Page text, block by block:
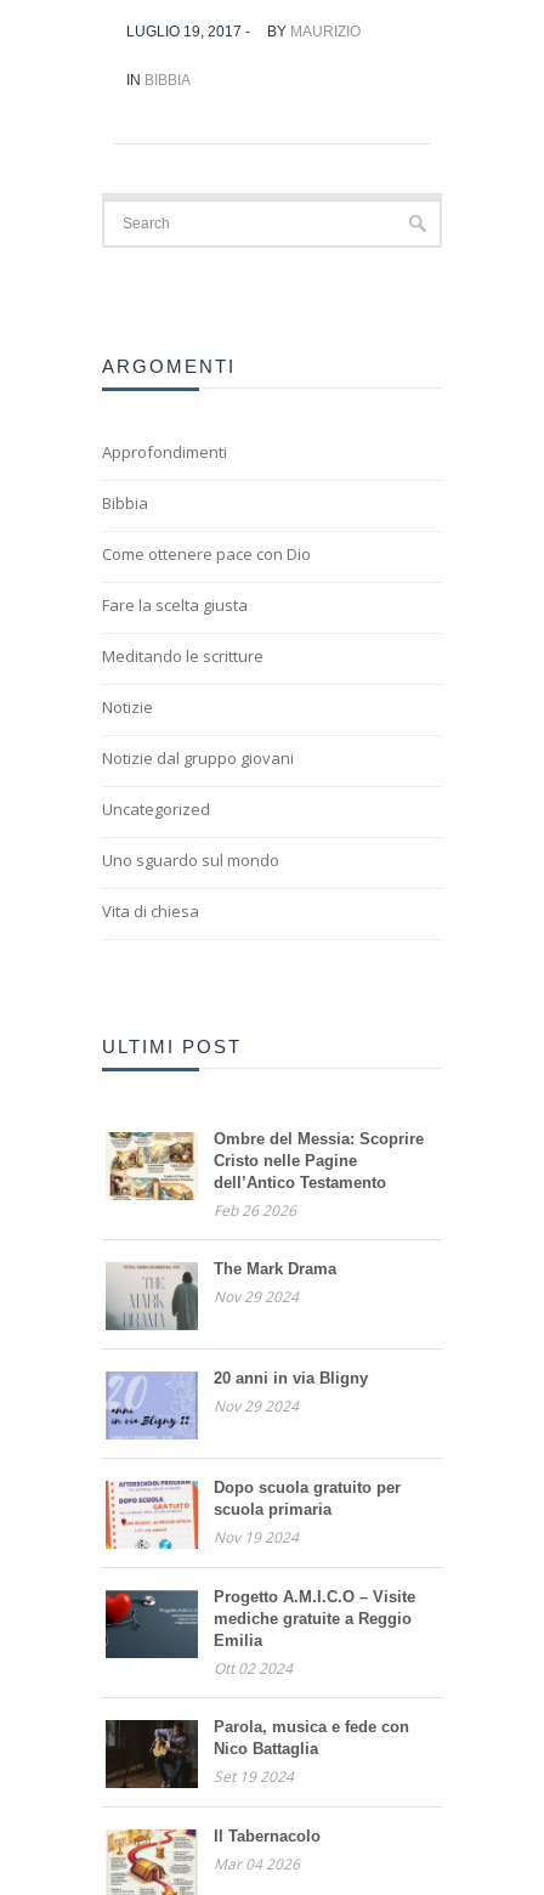
LUGLIO 19, 2017 - BY MAURIZIO
IN BIBBIA
ARGOMENTI
Approfondimenti
Bibbia
Come ottenere pace con Dio
Fare la scelta giusta
Meditando le scritture
Notizie
Notizie dal gruppo giovani
Uncategorized
Uno sguardo sul mondo
Vita di chiesa
ULTIMI POST
Ombre del Messia: Scoprire
Cristo nelle Pagine
dell’Antico Testamento
Feb 26 2026
The Mark Drama
Nov 29 2024
20 anni in via Bligny
Nov 29 2024
Dopo scuola gratuito per
scuola primaria
Nov 19 2024
Progetto A.M.I.C.O – Visite
mediche gratuite a Reggio
Emilia
Ott 02 2024
Parola, musica e fede con
Nico Battaglia
Set 19 2024
Il Tabernacolo
Mar 04 2026